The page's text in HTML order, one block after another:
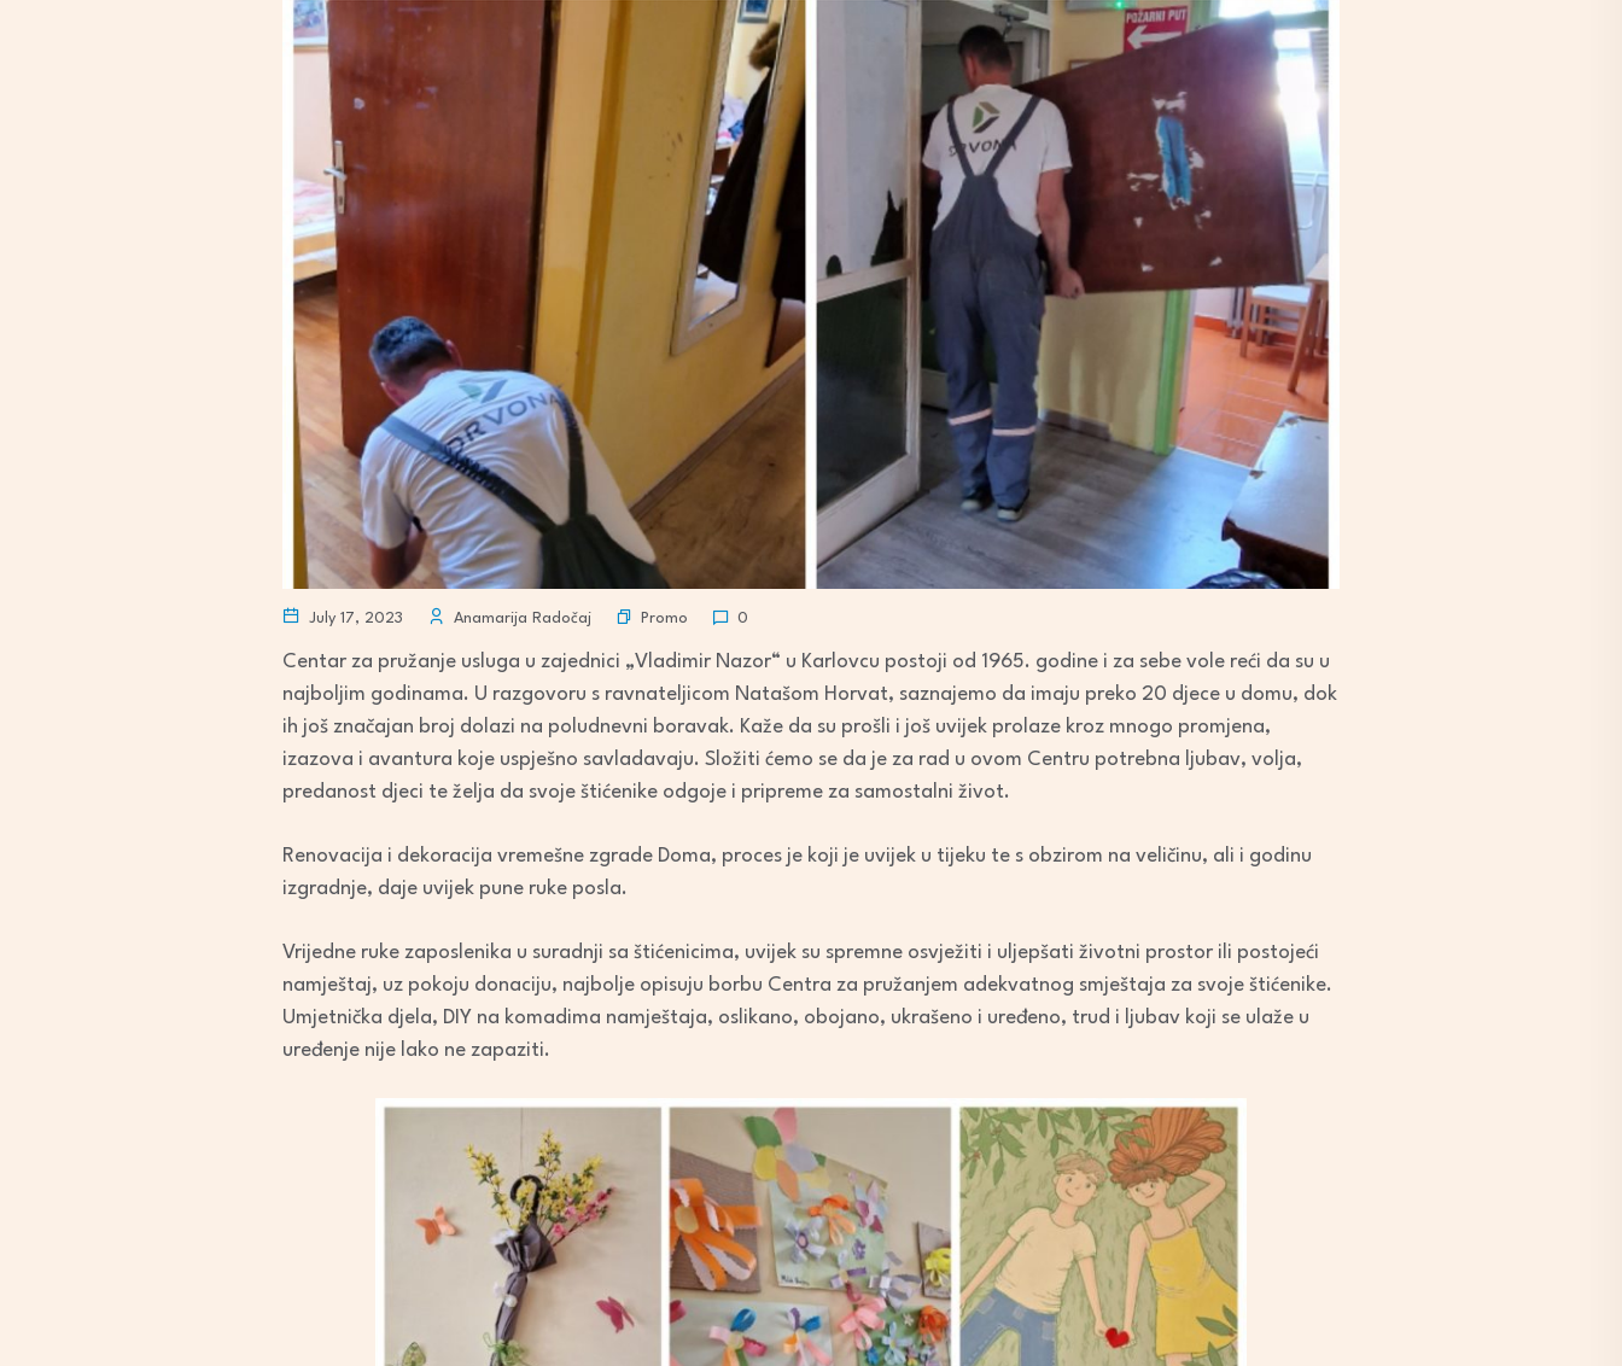
July 17, 2023 Anamarija Radočaj Promo 0
Centar za pružanje usluga u zajednici „Vladimir Nazor“ u Karlovcu postoji od 1965. godine i za sebe vole reći da su u
najboljim godinama. U razgovoru s ravnateljicom Natašom Horvat, saznajemo da imaju preko 20 djece u domu, dok
ih još značajan broj dolazi na poludnevni boravak. Kaže da su prošli i još uvijek prolaze kroz mnogo promjena,
izazova i avantura koje uspješno savladavaju. Složiti ćemo se da je za rad u ovom Centru potrebna ljubav, volja,
predanost djeci te želja da svoje štićenike odgoje i pripreme za samostalni život.
Renovacija i dekoracija vremešne zgrade Doma, proces je koji je uvijek u tijeku te s obzirom na veličinu, ali i godinu
izgradnje, daje uvijek pune ruke posla.
Vrijedne ruke zaposlenika u suradnji sa štićenicima, uvijek su spremne osvježiti i uljepšati životni prostor ili postojeći
namještaj, uz pokoju donaciju, najbolje opisuju borbu Centra za pružanjem adekvatnog smještaja za svoje štićenike.
Umjetnička djela, DIY na komadima namještaja, oslikano, obojano, ukrašeno i uređeno, trud i ljubav koji se ulaže u
uređenje nije lako ne zapaziti.